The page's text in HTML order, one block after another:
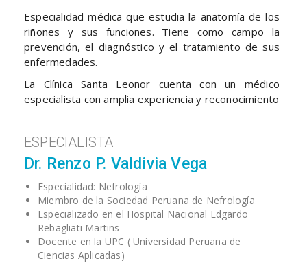
Especialidad médica que estudia la anatomía de los
riñones y sus funciones. Tiene como campo la
prevención, el diagnóstico y el tratamiento de sus
enfermedades.
La Clínica Santa Leonor cuenta con un médico
especialista con amplia experiencia y reconocimiento
ESPECIALISTA
Dr. Renzo P. Valdivia Vega
Especialidad: Nefrología
Miembro de la Sociedad Peruana de Nefrología
Especializado en el Hospital Nacional Edgardo
Rebagliati Martins
Docente en la UPC ( Universidad Peruana de
Ciencias Aplicadas)